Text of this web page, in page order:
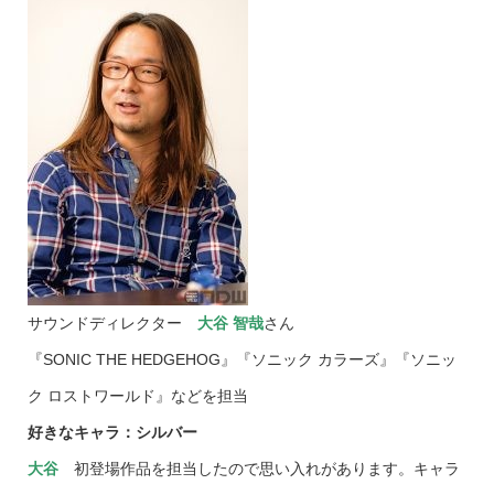
サウンドディレクター 大谷 智哉さん
『SONIC THE HEDGEHOG』『ソニック カラーズ』『ソニッ
ク ロストワールド』などを担当
好きなキャラ：シルバー
大谷 初登場作品を担当したので思い入れがあります。キャラ